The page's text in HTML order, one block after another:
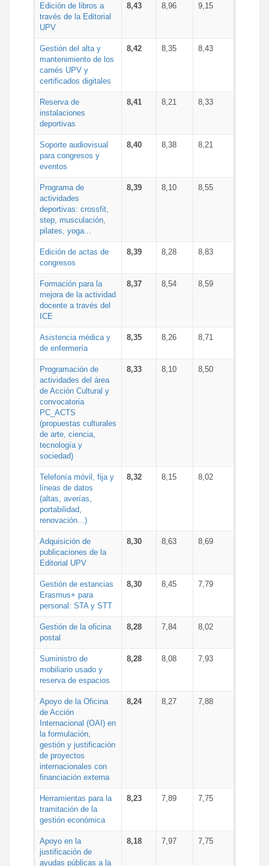
Edición de libros a
través de la Editorial
UPV
8,43 8,96 9,15
Gestión del alta y
mantenimiento de los
carnés UPV y
certificados digitales
8,42 8,35 8,43
Reserva de
instalaciones
deportivas
8,41 8,21 8,33
Soporte audiovisual
para congresos y
eventos
8,40 8,38 8,21
Programa de
actividades
deportivas: crossfit,
step, musculación,
pilates, yoga...
8,39 8,10 8,55
Edición de actas de
congresos
8,39 8,28 8,83
Formación para la
mejora de la actividad
docente a través del
ICE
8,37 8,54 8,59
Asistencia médica y
de enfermería
8,35 8,26 8,71
Programación de
actividades del área
de Acción Cultural y
convocatoria
PC_ACTS
(propuestas culturales
de arte, ciencia,
tecnología y
sociedad)
8,33 8,10 8,50
Telefonía móvil, fija y
líneas de datos
(altas, averías,
portabilidad,
renovación...)
8,32 8,15 8,02
Adquisición de
publicaciones de la
Editorial UPV
8,30 8,63 8,69
Gestión de estancias
Erasmus+ para
personal: STA y STT
8,30 8,45 7,79
Gestión de la oficina
postal
8,28 7,84 8,02
Suministro de
mobiliario usado y
reserva de espacios
8,28 8,08 7,93
Apoyo de la Oficina
de Acción
Internacional (OAI) en
la formulación,
gestión y justificación
de proyectos
internacionales con
financiación externa
8,24 8,27 7,88
Herramientas para la
tramitación de la
gestión económica
8,23 7,89 7,75
Apoyo en la
justificación de
ayudas públicas a la
8,18 7,97 7,75